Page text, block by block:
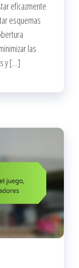
eficazmente
esquemas
las
y […]